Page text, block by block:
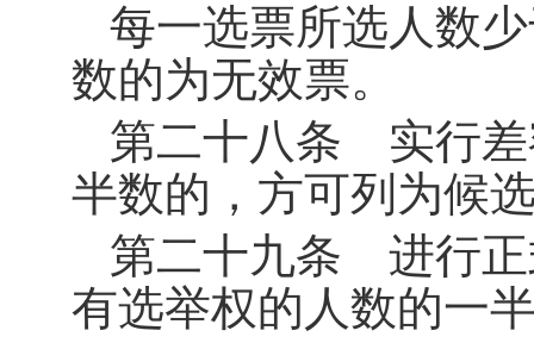
每一选票所选人数
数的为无效票。
第二十八条 实行差
半数的，方可列为候
第二十九条 进行正
有选举权的人数的一